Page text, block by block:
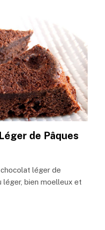
de Pâques
léger de
léger, bien moelleux et